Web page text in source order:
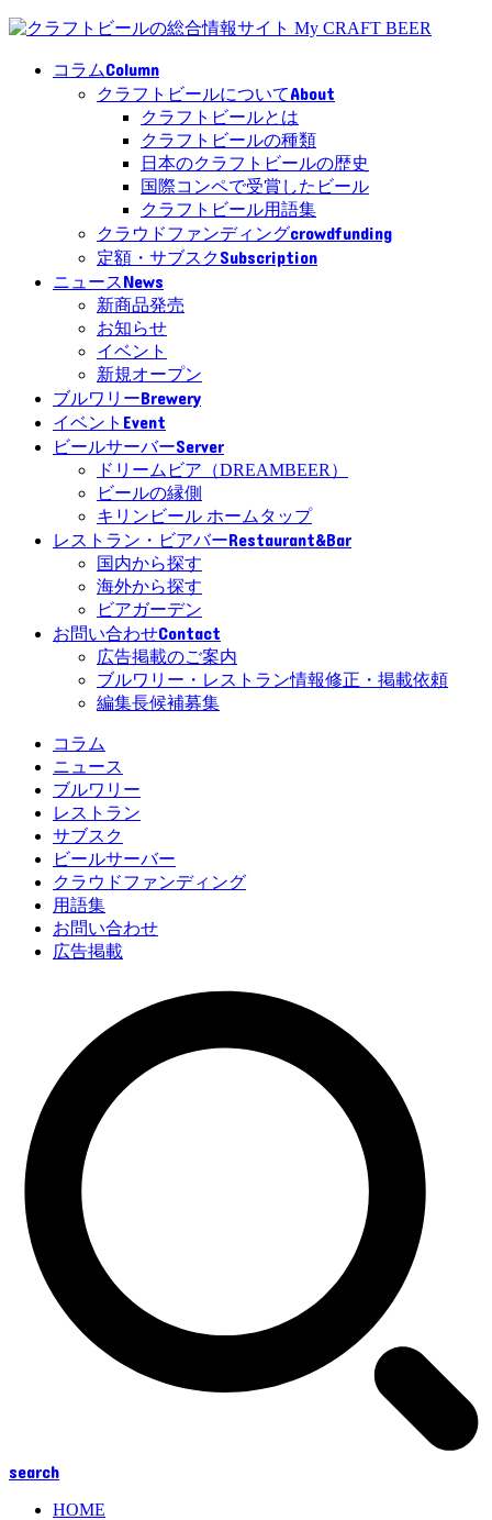
コラムColumn
クラフトビールについてAbout
クラフトビールとは
クラフトビールの種類
日本のクラフトビールの歴史
国際コンペで受賞したビール
クラフトビール用語集
クラウドファンディングcrowdfunding
定額・サブスクSubscription
ニュースNews
新商品発売
お知らせ
イベント
新規オープン
ブルワリーBrewery
イベント Event
ビールサーバーServer
ドリームビア（DREAMBEER）
ビールの縁側
キリンビール ホームタップ
レストラン・ビアバーRestaurant&Bar
国内から探す
海外から探す
ビアガーデン
お問い合わせContact
広告掲載のご案内
ブルワリー・レストラン情報修正・掲載依頼
編集長候補募集
コラム
ニュース
ブルワリー
レストラン
サブスク
ビールサーバー
クラウドファンディング
用語集
お問い合わせ
広告掲載
search
HOME